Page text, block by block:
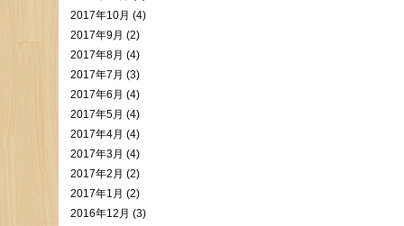
2017年10月 (4)
2017年9月 (2)
2017年8月 (4)
2017年7月 (3)
2017年6月 (4)
2017年5月 (4)
2017年4月 (4)
2017年3月 (4)
2017年2月 (2)
2017年1月 (2)
2016年12月 (3)